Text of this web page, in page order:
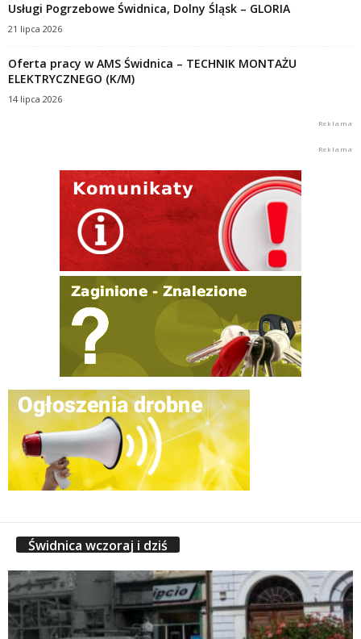
Usługi Pogrzebowe Świdnica, Dolny Śląsk – GLORIA
21 lipca 2026
Oferta pracy w AMS Świdnica – TECHNIK MONTAŻU
ELEKTRYCZNEGO (K/M)
14 lipca 2026
Świdnica wczoraj i dziś